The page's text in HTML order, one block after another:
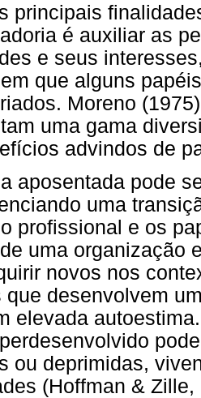
principais
é auxiliar as
e seus
que alguns
Moreno
uma gama
advindos de
aposentada pode
uma
profissional e os
uma organização
novos nos
que desenvolvem
elevada
ou deprimidas,
(Hoffman & Zille,